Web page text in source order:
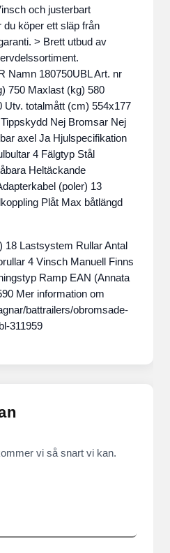
och justerbart
> Brett utbud av
750 Maxlast (kg) 580
Utv. totalmått (cm) 554x177
Nej Bromsar Nej
axel Ja Hjulspecifikation
4 Fälgtyp Stål
Heltäckande
(poler) 13
Plåt Max båtlängd
18 Lastsystem Rullar Antal
4 Vinsch Manuell Finns
Ramp EAN (Annata
om
battrailers/obromsade-
311959
vi så snart vi kan.